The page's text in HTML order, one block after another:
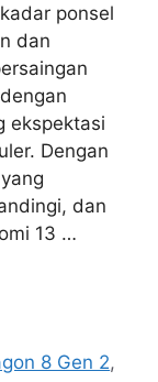
ponsel
dan
ekspektasi
Dengan
dan
13 …
8 Gen 2,